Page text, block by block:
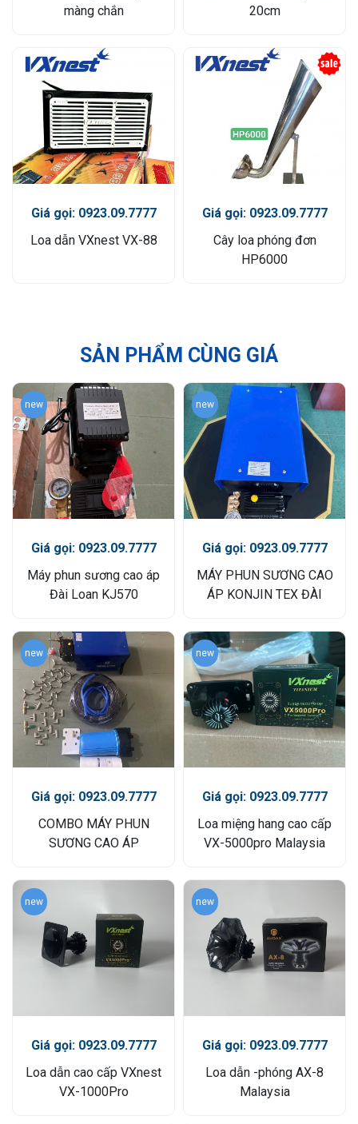
màng chắn
20cm
Giá gọi: 0923.09.7777
Loa dẫn VXnest VX-88
Giá gọi: 0923.09.7777
Cây loa phóng đơn
HP6000
SẢN PHẨM CÙNG GIÁ
new
Giá gọi: 0923.09.7777
Máy phun sương cao áp
Đài Loan KJ570
new
Giá gọi: 0923.09.7777
MÁY PHUN SƯƠNG CAO
ÁP KONJIN TEX ĐÀI
new
Giá gọi: 0923.09.7777
COMBO MÁY PHUN
SƯƠNG CAO ÁP
new
Giá gọi: 0923.09.7777
Loa miệng hang cao cấp
VX-5000pro Malaysia
new
Giá gọi: 0923.09.7777
Loa dẫn cao cấp VXnest
VX-1000Pro
new
Giá gọi: 0923.09.7777
Loa dẫn -phóng AX-8
Malaysia